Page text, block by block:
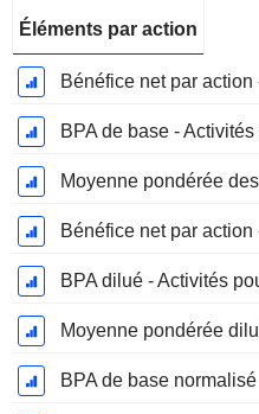
Éléments par action
Bénéfice net par action
BPA de base -
Moyenne pondérée
Bénéfice net par action
BPA dilué - Activités
BPA de base normalisé